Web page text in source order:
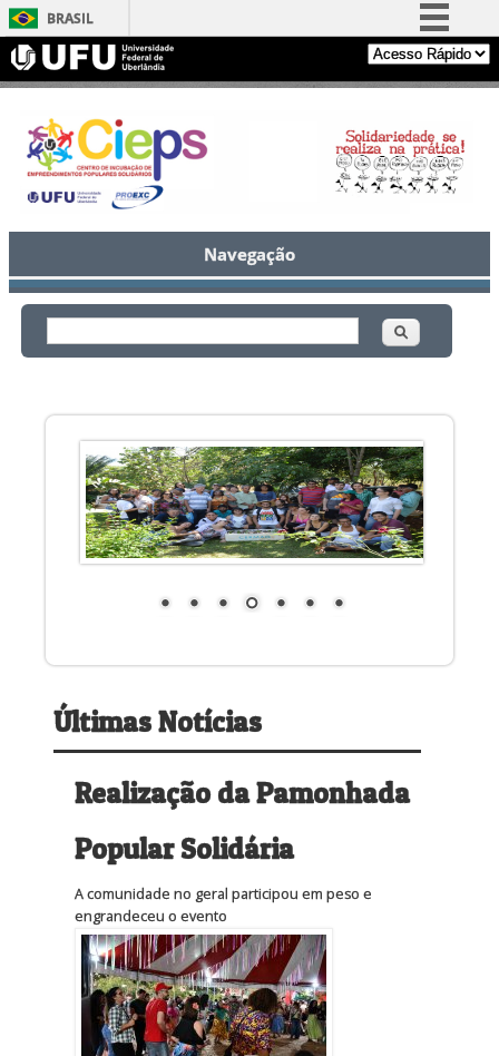
BRASIL
Simplifique!
Comunica BR
Participe
Acesso à informação
Legislação
Canais
Navegação
Formulário de busca
Buscar
Últimas Notícias
Realização da Pamonhada
Popular Solidária
A comunidade no geral participou em peso e
engrandeceu o evento